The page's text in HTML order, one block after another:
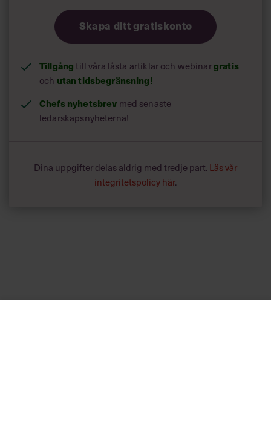
Skapa ditt gratiskonto
Tillgångtill våra låsta artiklar och webinargratis
och utan tidsbegränsning!
Chefs nyhetsbrev med senaste
ledarskapsnyheterna!
Dina uppgifter delas aldrig med tredje part. Läs vår
integritetspolicy här.